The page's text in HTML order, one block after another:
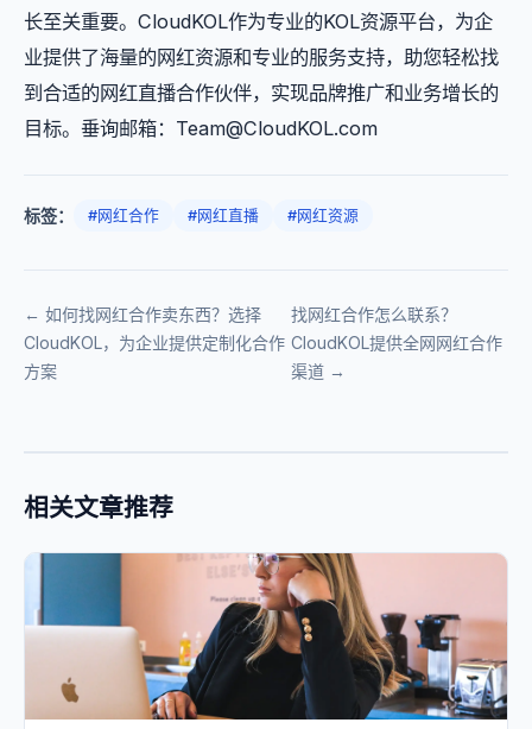
长至关重要。CloudKOL作为专业的KOL资源平台，为企
业提供了海量的网红资源和专业的服务支持，助您轻松找
到合适的网红直播合作伙伴，实现品牌推广和业务增长的
目标。垂询邮箱： Team@CloudKOL.com
标签： #网红合作 #网红直播 #网红资源
← 如何找网红合作卖东西？选择
CloudKOL，为企业提供定制化合作
方案
找网红合作怎么联系？
CloudKOL提供全网网红合作
渠道 →
相关文章推荐